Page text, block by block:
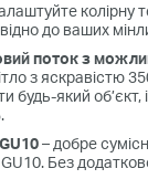
колірну
до ваших
поток з
з яскравістю
будь-який
– добре
Без